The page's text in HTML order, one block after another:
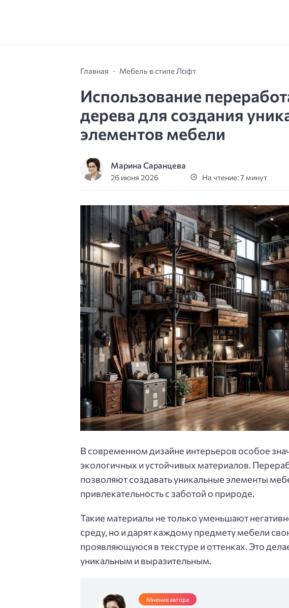
Главная Мебель в стиле Лофт
Использование
дерева для создания
элементов мебели
Марина Саранцева
26 июня 2026 На чтение: 7 минут
В современном дизайне интерьеров особое
экологичных и устойчивых материалов.
позволяют создавать уникальные элементы
привлекательность с заботой о природе.
Такие материалы не только уменьшают
среду, но и дарят каждому предмету мебели
проявляющуюся в текстуре и оттенках. Это
уникальным и выразительным.
Мнение автора